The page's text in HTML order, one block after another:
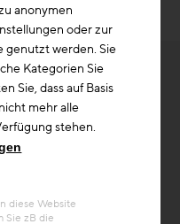
Filterkriterien
oder setzen Sie
anonymen
oder zur
genutzt werden. Sie
Kategorien Sie
Sie, dass auf Basis
mehr alle
stehen.
diese Website
Sie zB die